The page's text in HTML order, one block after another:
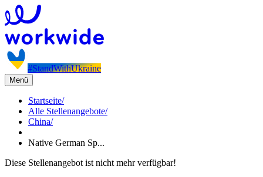
#StandWithUkraine
Menü
Startseite/
Alle Stellenangebote/
China/
Native German Sp...
Diese Stellenangebot ist nicht mehr verfügbar!